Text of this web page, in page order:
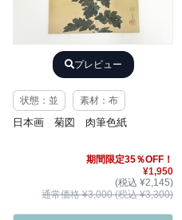
プレビュー
状態：並 素材：布
日本画 菊図 肉筆色紙
期間限定35％OFF！
¥1,950
(税込 ¥2,145)
通常価格 ¥3,000 (税込 ¥3,300)